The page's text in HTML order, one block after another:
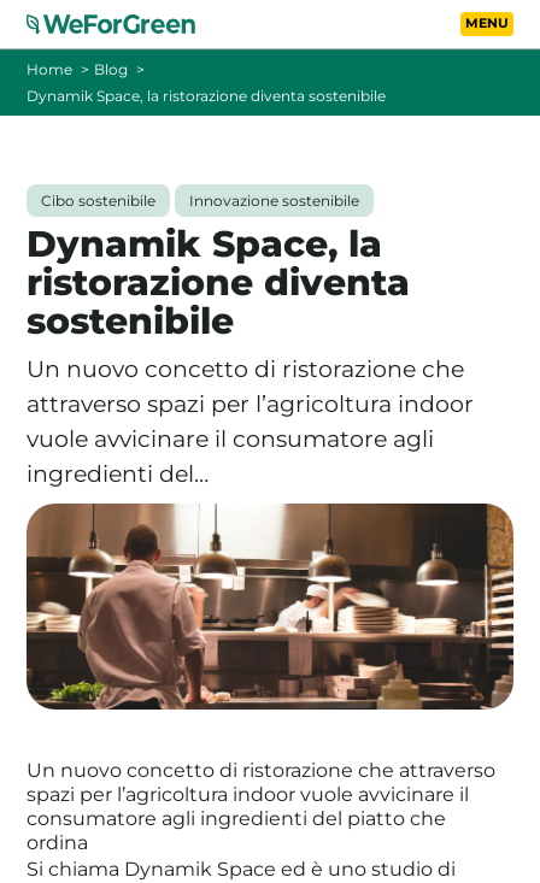
Vai al contenuto
La tua cooperativa energetica sostenibile
Area Soci|Aderisci a WeForGreen
TARIFFE
FOTOVOLTAICO A DISTANZA
FAQ
CONTATTI
PASSA A WEFORGREEN
Home
Blog
Dynamik Space, la ristorazione diventa sostenibile
Cibo sostenibile Innovazione sostenibile
Dynamik Space, la
ristorazione diventa
sostenibile
Un nuovo concetto di ristorazione che
attraverso spazi per l’agricoltura indoor
vuole avvicinare il consumatore agli
ingredienti del…
Un nuovo concetto di ristorazione che attraverso
spazi per l’agricoltura indoor vuole avvicinare il
consumatore agli ingredienti del piatto che
ordina
Si chiama Dynamik Space ed è uno studio di